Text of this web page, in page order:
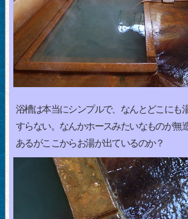
浴槽は本当にシンプルで、なんとどこにも
すらない。なんかホースみたいなものが無
あるがここからお湯が出ているのか？